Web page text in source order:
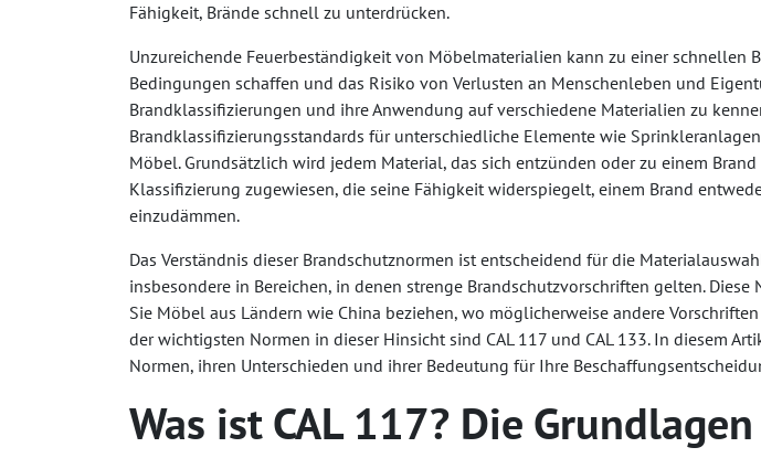
Fähigkeit, Brände schnell zu unterdrücken.
Unzureichende Feuerbeständigkeit von Möbelmaterialien kann zu einer schnellen
Bedingungen schaffen und das Risiko von Verlusten an Menschenleben und
Brandklassifizierungen und ihre Anwendung auf verschiedene Materialien zu
Brandklassifizierungsstandards für unterschiedliche Elemente wie
Möbel. Grundsätzlich wird jedem Material, das sich entzünden oder zu einem
Klassifizierung zugewiesen, die seine Fähigkeit widerspiegelt, einem Brand
einzudämmen.
Das Verständnis dieser Brandschutznormen ist entscheidend für die
insbesondere in Bereichen, in denen strenge Brandschutzvorschriften gelten.
Sie Möbel aus Ländern wie China beziehen, wo möglicherweise andere
der wichtigsten Normen in dieser Hinsicht sind CAL 117 und CAL 133. In diesem
Normen, ihren Unterschieden und ihrer Bedeutung für Ihre
Was ist CAL 117? Die